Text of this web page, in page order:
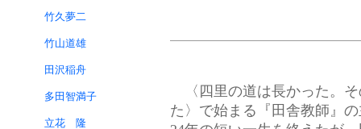
〈四里の道は長かった。
た〉で始まる『田舎教師』
竹久夢二
竹山道雄
田沢稲舟
多田智満子
立花 隆